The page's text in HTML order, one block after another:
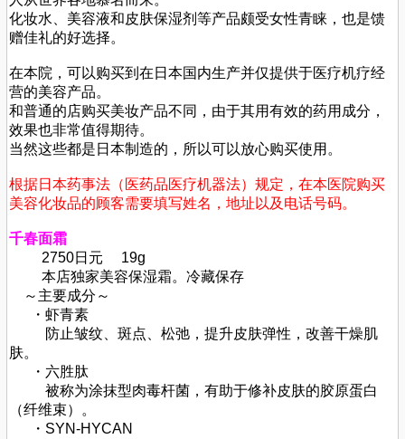
化妆水、美容液和皮肤保湿剂等产品颇受女性青睐，也是馈
赠佳礼的好选择。
在本院，可以购买到在日本国内生产并仅提供于医疗机疗经
营的美容产品。
和普通的店购买美妆产品不同，由于其用有效的药用成分，
效果也非常值得期待。
当然这些都是日本制造的，所以可以放心购买使用。
根据日本药事法（医药品医疗机器法）规定，在本医院购买
美容化妆品的顾客需要填写姓名，地址以及电话号码。
千春面霜
2750日元 19g
本店独家美容保湿霜。冷藏保存
～主要成分～
・虾青素
防止皱纹、斑点、松弛，提升皮肤弹性，改善干燥肌
肤。
・六胜肽
被称为涂抹型肉毒杆菌，有助于修补皮肤的胶原蛋白
（纤维束）。
・SYN-HYCAN